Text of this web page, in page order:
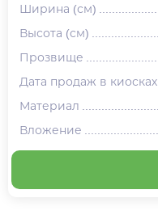
Ширина (см)
Высота (см)
Прозвище
Дата продаж в киосках
Материал
Вложение